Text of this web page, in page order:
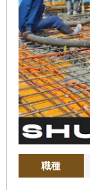
職種